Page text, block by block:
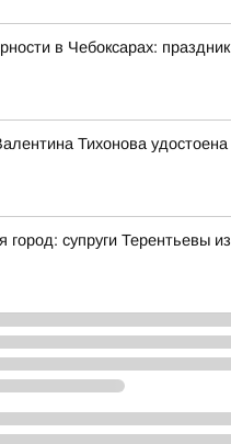
в Чебоксарах:
Тихонова
город: супруги Терентьевы